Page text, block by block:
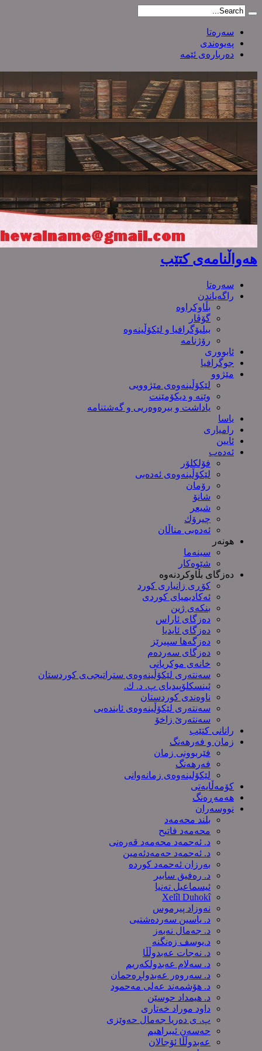
سەرەتا
پەیوەندی
دەربارەی ئێمە
هەواڵنامەی کتێب
سەرەتا
راگەیاندن
بڵاوکراوە
گۆڤار
ببلیۆگرافیا و لێکۆڵینەوە
رۆژنامە
ئابووری
جوگرافیا
مێژوو
لێکۆڵینەوەی مێژوویی
وێنە و دیکۆمێنت
یاداشت و بیره‌وه‌ریی و گەشتنامە
یاسا
رامیاری
ئایین
ئەدەب
فۆلکلۆر
لێکۆڵینەوەی ئەدەبی
رۆمان
شانۆ
شیعر
چیرۆك
ئەدەبی مناڵان
هونەر
سینەما
شێوەکار
دەزگای بڵاوکردنەوە
کۆڕی زانیاری کورد
ئەکادیمیای کوردی
بنکەی ژین
دەزگای ئاراس
دەزگای ئایدیا
دەزگەها سپیرێز
دەزگای سەردەم
خانەی موکریانی
سەنتەری لێكۆڵینەوەی ستراتیجی‌ی كوردستان
ئینسکلۆپیدیای پ. د. ك.
ناوەندی کوردستان
سەنتەری لێکۆڵینەوەى ئایندەیی
سەنتەرێ زاخۆ
رانانی کتێب
زمان و فەرهەنگ
فێربوونی زمان
فەرهەنگ
لێکۆلینەوەی زمانەوانی
کۆمەڵایەتی
هەمەڕەنگ
نووسەران
بلند محەمەد
محەمەد فاتیح
د. ئەحمەد محەمەد قەرەنی
د. ئەحمەد حەمەدئەمین
بەرزان ئەحمەد کورده
د. رەفیق سابیر
ئیسماعیل تەنیا
Xelîl Duhokî
نەوزاد پیرموس
د. یاسین سەردەشتیی
د. جەمال نەبەز
د.یوسف زه‌نگنه‌
د. نەجات عەبدوڵڵا
د. سەلام عەبدولكەریم
د. سەروەر عەبدولڕەحمان
د. هۆشمەند عەلی مەحمود
د. هیمداد حوسێن
داود موراد خەتاری
پ. ی دەریا جەمال حەوێزی
حەسەن ئیبراهیم
عەبدوڵڵا ئۆجالان